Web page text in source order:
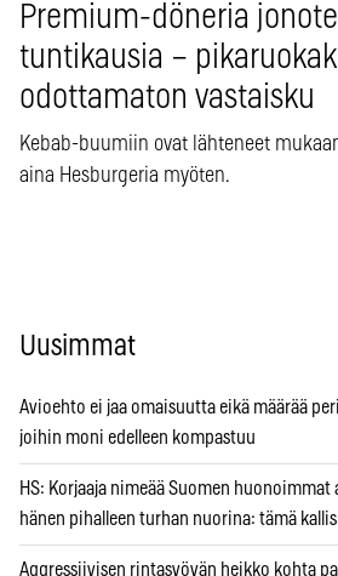
Premium-döneria
tuntikausia –
odottamaton vastaisku
Kebab-buumiin ovat lähteneet
aina Hesburgeria myöten.
Uusimmat
Avioehto ei jaa omaisuutta eikä määrää
joihin moni edelleen kompastuu
HS: Korjaaja nimeää Suomen
hänen pihalleen turhan nuorina: tämä
Aggressiivisen rintasyövän heikko kohta